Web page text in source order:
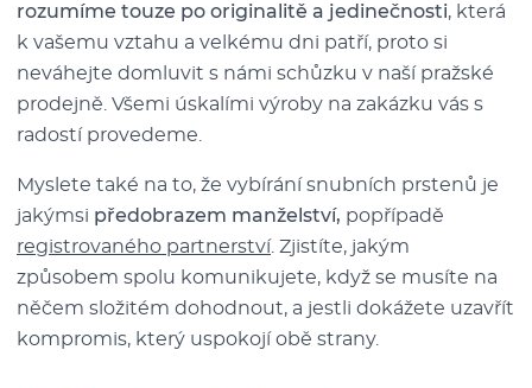
rozumíme touze po originalitě a jedinečnosti, která
k vašemu vztahu a velkému dni patří, proto si
neváhejte domluvit s námi schůzku v naší pražské
prodejně. Všemi úskalími výroby na zakázku vás s
radostí provedeme.
Myslete také na to, že vybírání snubních prstenů je
jakýmsi předobrazem manželství, popřípadě
registrovaného partnerství. Zjistíte, jakým
způsobem spolu komunikujete, když se musíte na
něčem složitém dohodnout, a jestli dokážete uzavřít
kompromis, který uspokojí obě strany.